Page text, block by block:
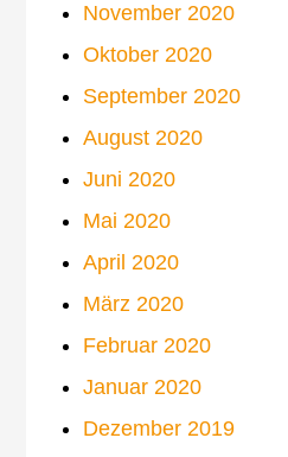
November 2020
Oktober 2020
September 2020
August 2020
Juni 2020
Mai 2020
April 2020
März 2020
Februar 2020
Januar 2020
Dezember 2019